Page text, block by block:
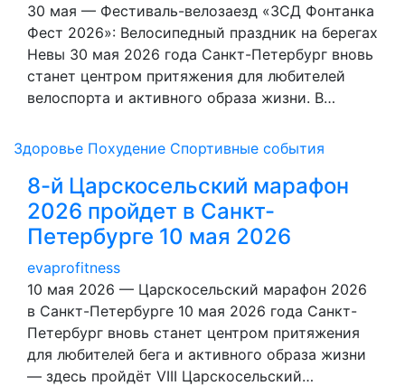
30 мая — Фестиваль-велозаезд «ЗСД Фонтанка
Фест 2026»: Велосипедный праздник на берегах
Невы 30 мая 2026 года Санкт-Петербург вновь
станет центром притяжения для любителей
велоспорта и активного образа жизни. В…
Здоровье Похудение Спортивные события
8-й Царскосельский марафон
2026 пройдет в Санкт-
Петербурге 10 мая 2026
evaprofitness
10 мая 2026 — Царскосельский марафон 2026
в Санкт-Петербурге 10 мая 2026 года Санкт-
Петербург вновь станет центром притяжения
для любителей бега и активного образа жизни
— здесь пройдёт VIII Царскосельский…